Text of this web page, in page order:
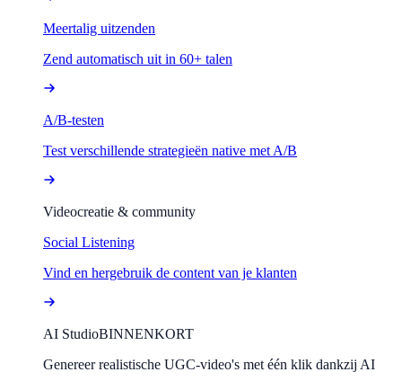
Meertalig uitzenden
Zend automatisch uit in 60+ talen
A/B-testen
Test verschillende strategieën native met A/B
Videocreatie & community
Social Listening
Vind en hergebruik de content van je klanten
AI StudioBINNENKORT
Genereer realistische UGC-video's met één klik dankzij AI